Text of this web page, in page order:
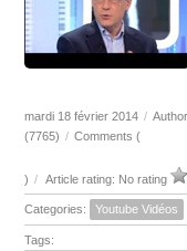
mardi 18 février 2014 /
(7765) / Comments (
) / Article rating: No rating
Categories: Youtube Vidéos
Tags: